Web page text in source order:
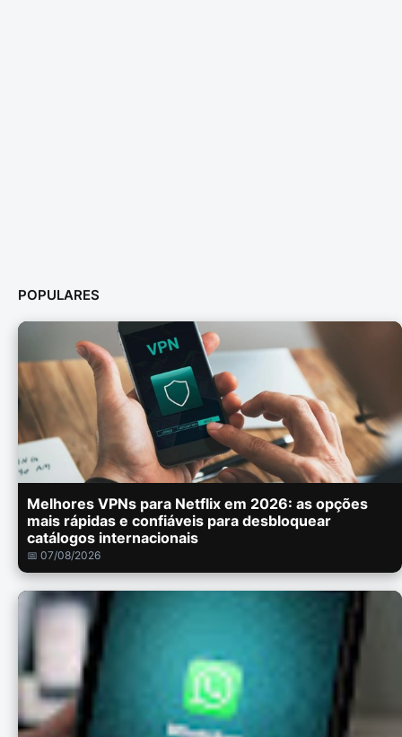
POPULARES
Melhores VPNs para Netflix em 2026: as opções
mais rápidas e confiáveis para desbloquear
catálogos internacionais
📅 07/08/2026